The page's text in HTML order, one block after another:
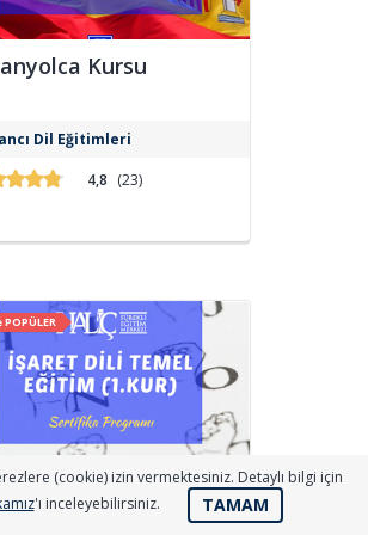
Kursu
dinleme, konuşma, okuma
becerilerinin edinilmiş
hedeflenmektedir.
Dil Eğitimleri
4,8 (23)
POPÜLER
Dili Temel Eğitim
(cookie) izin vermektesiniz. Detaylı bilgi için
'ı inceleyebilirsiniz. TAMAM